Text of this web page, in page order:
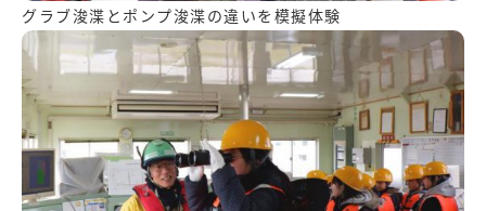
グラブ浚渫とポンプ浚渫の違いを模擬体験